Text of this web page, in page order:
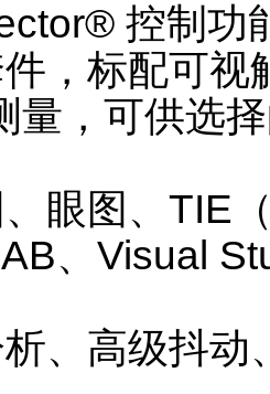
控制功
，标配可视
量，可供选
眼图、TIE
、Visual
、高级抖